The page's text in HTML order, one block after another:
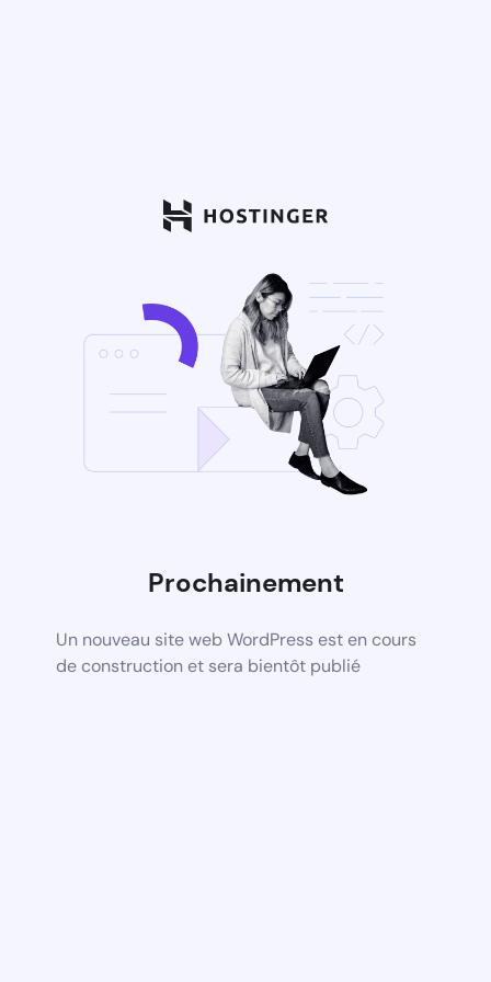
Prochainement
Un nouveau site web WordPress est en cours
de construction et sera bientôt publié